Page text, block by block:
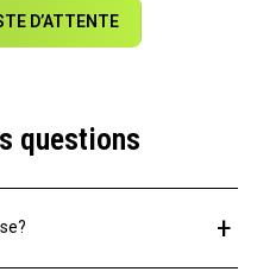
D’ATTENTE
questions
+